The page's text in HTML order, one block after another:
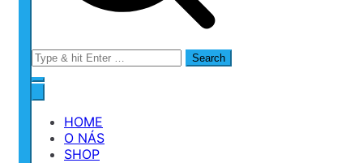
Search
HOME
O NÁS
SHOP